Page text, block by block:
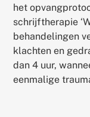
het
schrijftherapie
behandelingen
klachten en
dan 4 uur,
eenmalige